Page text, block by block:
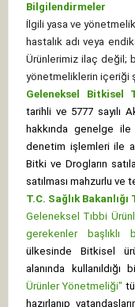
Bilgilendirmeler
İlgili yasa ve
hastalık adı veya
Ürünlerimiz ilaç değil;
yönetmeliklerin içeriği
Geleneksel Bitkisel
tarihli ve 5777 sayılı
hakkında genelge
denetim işlemleri ile
Bitki ve Drogların
satılması mahzurlu
T.C. Sağlık
Geleneksel Tıbbi
gerekenler başlıklı
ülkesinde Bitkisel
alanında kullanıldığı
Ürünler Yönetmeliği"
hazırlanıp